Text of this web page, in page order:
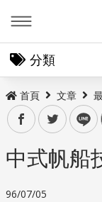
分類
首頁 文章
facebooktwitter line
中式帆船
96/07/05